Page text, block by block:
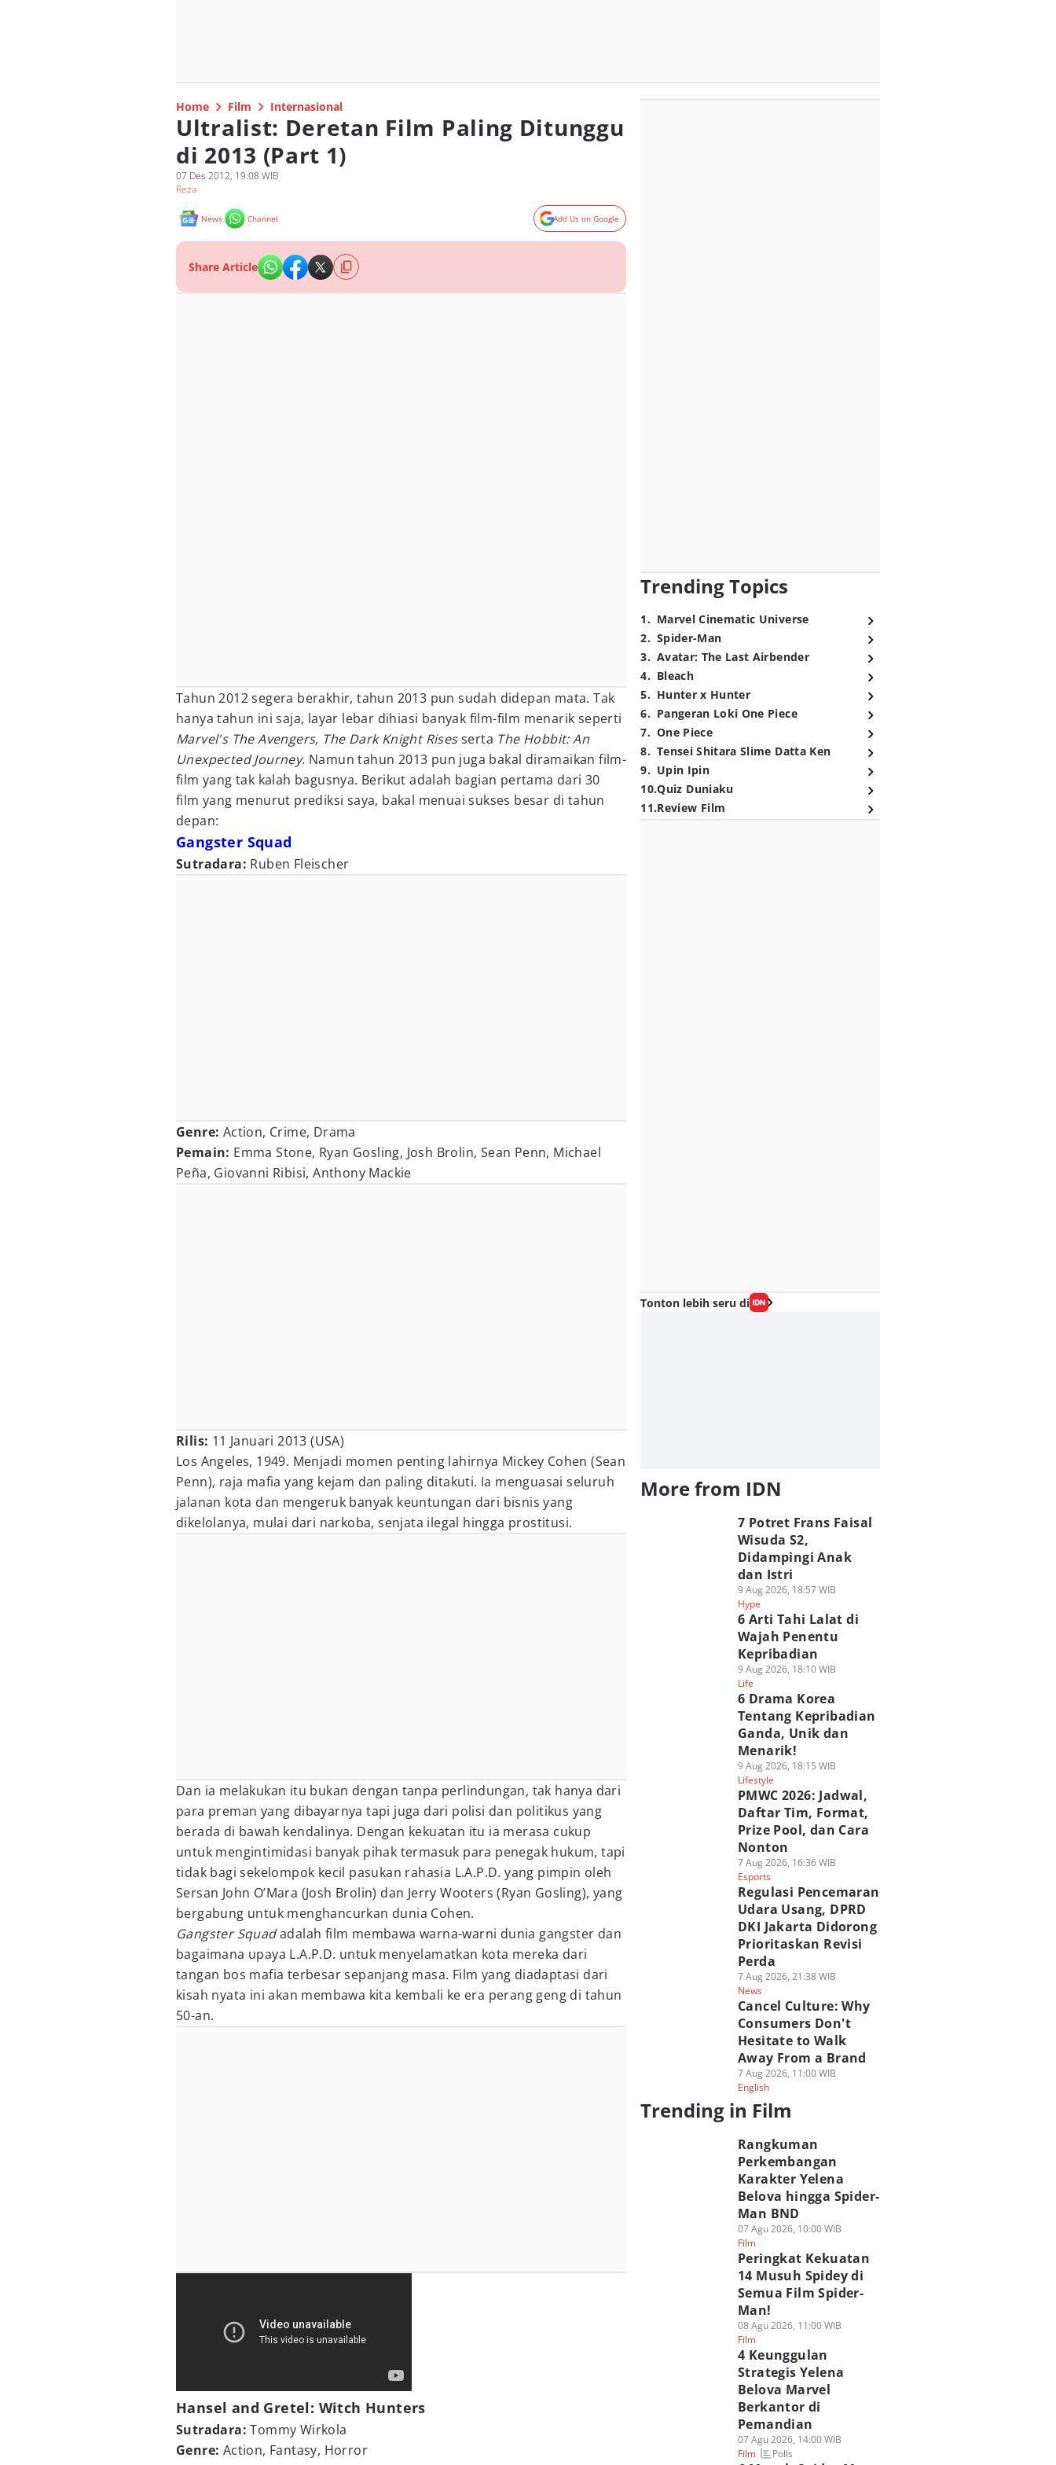
Home Film Internasional
Ultralist: Deretan Film Paling Ditunggu
di 2013 (Part 1)
07 Des 2012, 19:08 WIB
Reza
News Channel Add Us on Google
Share Article
Tahun 2012 segera berakhir, tahun 2013 pun sudah didepan mata. Tak
hanya tahun ini saja, layar lebar dihiasi banyak film-film menarik seperti
Marvel's The Avengers, The Dark Knight Risesserta The Hobbit: An
Unexpected Journey. Namun tahun 2013 pun juga bakal diramaikan film-
film yang tak kalah bagusnya. Berikut adalah bagian pertama dari 30
film yang menurut prediksi saya, bakal menuai sukses besar di tahun
depan:
Gangster Squad
Sutradara: Ruben Fleischer
Genre: Action, Crime, Drama
Pemain: Emma Stone, Ryan Gosling, Josh Brolin, Sean Penn, Michael
Peña, Giovanni Ribisi, Anthony Mackie
Rilis: 11 Januari 2013 (USA)
Los Angeles, 1949. Menjadi momen penting lahirnya Mickey Cohen (Sean
Penn), raja mafia yang kejam dan paling ditakuti. Ia menguasai seluruh
jalanan kota dan mengeruk banyak keuntungan dari bisnis yang
dikelolanya, mulai dari narkoba, senjata ilegal hingga prostitusi.
Dan ia melakukan itu bukan dengan tanpa perlindungan, tak hanya dari
para preman yang dibayarnya tapi juga dari polisi dan politikus yang
berada di bawah kendalinya. Dengan kekuatan itu ia merasa cukup
untuk mengintimidasi banyak pihak termasuk para penegak hukum, tapi
tidak bagi sekelompok kecil pasukan rahasia L.A.P.D. yang pimpin oleh
Sersan John O’Mara (Josh Brolin) dan Jerry Wooters (Ryan Gosling), yang
bergabung untuk menghancurkan dunia Cohen.
Gangster Squadadalah film membawa warna-warni dunia gangster dan
bagaimana upaya L.A.P.D. untuk menyelamatkan kota mereka dari
tangan bos mafia terbesar sepanjang masa. Film yang diadaptasi dari
kisah nyata ini akan membawa kita kembali ke era perang geng di tahun
50-an.
Hansel and Gretel: Witch Hunters
Sutradara: Tommy Wirkola
Genre: Action, Fantasy, Horror
Trending Topics
1. Marvel Cinematic Universe
2. Spider-Man
3. Avatar: The Last Airbender
4. Bleach
5. Hunter x Hunter
6. Pangeran Loki One Piece
7. One Piece
8. Tensei Shitara Slime Datta Ken
9. Upin Ipin
10.Quiz Duniaku
11.Review Film
Tonton lebih seru di
More from IDN
7 Potret Frans Faisal
Wisuda S2,
Didampingi Anak
dan Istri
9 Aug 2026, 18:57 WIB
Hype
6 Arti Tahi Lalat di
Wajah Penentu
Kepribadian
9 Aug 2026, 18:10 WIB
Life
6 Drama Korea
Tentang Kepribadian
Ganda, Unik dan
Menarik!
9 Aug 2026, 18:15 WIB
Lifestyle
PMWC 2026: Jadwal,
Daftar Tim, Format,
Prize Pool, dan Cara
Nonton
7 Aug 2026, 16:36 WIB
Esports
Regulasi Pencemaran
Udara Usang, DPRD
DKI Jakarta Didorong
Prioritaskan Revisi
Perda
7 Aug 2026, 21:38 WIB
News
Cancel Culture: Why
Consumers Don't
Hesitate to Walk
Away From a Brand
7 Aug 2026, 11:00 WIB
English
Trending in Film
Rangkuman
Perkembangan
Karakter Yelena
Belova hingga Spider-
Man BND
07 Agu 2026, 10:00 WIB
Film
Peringkat Kekuatan
14 Musuh Spidey di
Semua Film Spider-
Man!
08 Agu 2026, 11:00 WIB
Film
4 Keunggulan
Strategis Yelena
Belova Marvel
Berkantor di
Pemandian
07 Agu 2026, 14:00 WIB
Film
Polls